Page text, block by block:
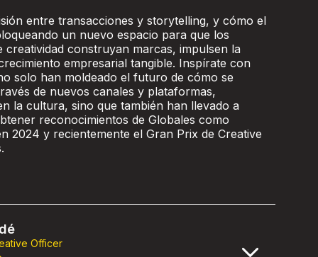
entre transacciones y storytelling, y cómo el
un nuevo espacio para que los
creatividad construyan marcas, impulsen la
empresarial tangible. Inspírate con
solo han moldeado el futuro de cómo se
de nuevos canales y plataformas,
la cultura, sino que también han llevado a
reconocimientos de Globales como
2024 y recientemente el Gran Prix de Creative
Officer